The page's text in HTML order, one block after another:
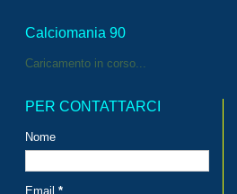
Calciomania 90
Caricamento in corso...
PER CONTATTARCI
Nome
Email *